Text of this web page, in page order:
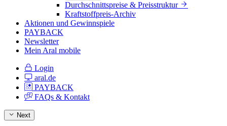
Durchschnittspreise & Preisstruktur
Kraftstoffpreis-Archiv
Aktionen und Gewinnspiele
PAYBACK
Newsletter
Mein Aral mobile
Login
aral.de
PAYBACK
FAQs & Kontakt
Next